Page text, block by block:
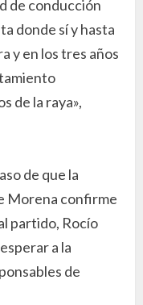
de conducción
donde sí y hasta
y en los tres años
de la raya»,
de que la
Morena confirme
partido, Rocío
a la
de